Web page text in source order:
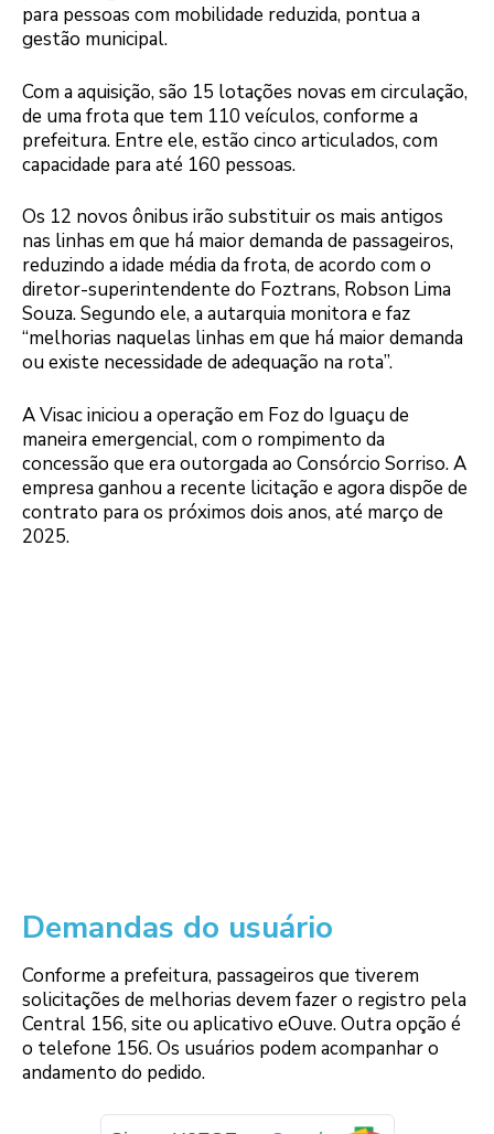
para pessoas com mobilidade reduzida, pontua a
gestão municipal.
Com a aquisição, são 15 lotações novas em circulação,
de uma frota que tem 110 veículos, conforme a
prefeitura. Entre ele, estão cinco articulados, com
capacidade para até 160 pessoas.
Os 12 novos ônibus irão substituir os mais antigos
nas linhas em que há maior demanda de passageiros,
reduzindo a idade média da frota, de acordo com o
diretor-superintendente do Foztrans, Robson Lima
Souza. Segundo ele, a autarquia monitora e faz
“melhorias naquelas linhas em que há maior demanda
ou existe necessidade de adequação na rota”.
A Visac iniciou a operação em Foz do Iguaçu de
maneira emergencial, com o rompimento da
concessão que era outorgada ao Consórcio Sorriso. A
empresa ganhou a recente licitação e agora dispõe de
contrato para os próximos dois anos, até março de
2025.
Demandas do usuário
Conforme a prefeitura, passageiros que tiverem
solicitações de melhorias devem fazer o registro pela
Central 156, site ou aplicativo eOuve. Outra opção é
o telefone 156. Os usuários podem acompanhar o
andamento do pedido.